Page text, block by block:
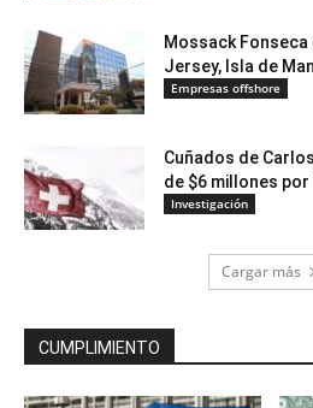
Mossack
Jersey, Isla de
Empresas offshore
Cuñados de
de $6 millones
Investigación
Cargar más
CUMPLIMIENTO